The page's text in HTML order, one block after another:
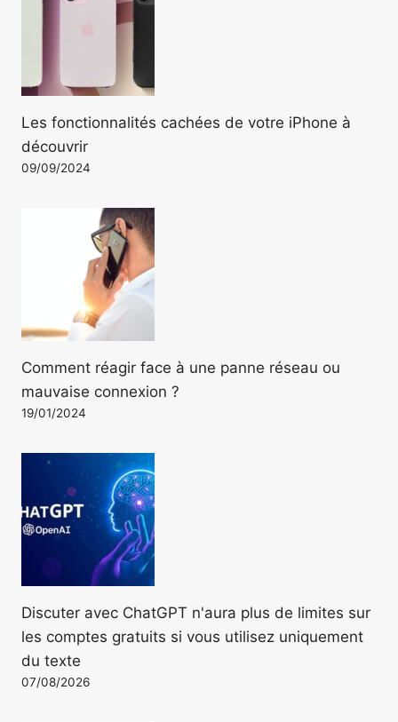
Les fonctionnalités cachées de votre iPhone à
découvrir
09/09/2024
Comment réagir face à une panne réseau ou
mauvaise connexion ?
19/01/2024
Discuter avec ChatGPT n'aura plus de limites sur
les comptes gratuits si vous utilisez uniquement
du texte
07/08/2026